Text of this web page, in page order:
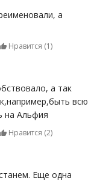
а
Нравится (1)
а так
всю
на Альфия
Нравится (2)
Еще одна